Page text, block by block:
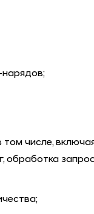
нарядов;
числе,
обработка